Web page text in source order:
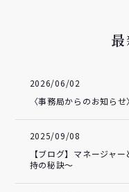
2026/06/02
〈事務局からのお知らせ〉
2025/09/08
【ブログ】マネージャ
持の秘訣～